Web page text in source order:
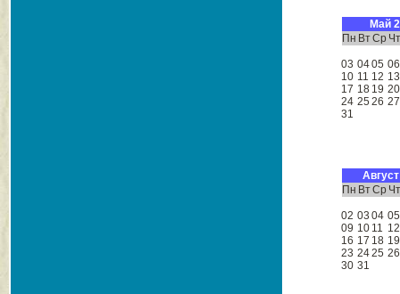
Май
Пн ВтСр
03 0405 06
10 11 12 13
17 18 19 20
24 25 26 27
31
Пн ВтСр
02 03 04 05
09 10 11 12
16 17 18 19
23 2425 26
30 31